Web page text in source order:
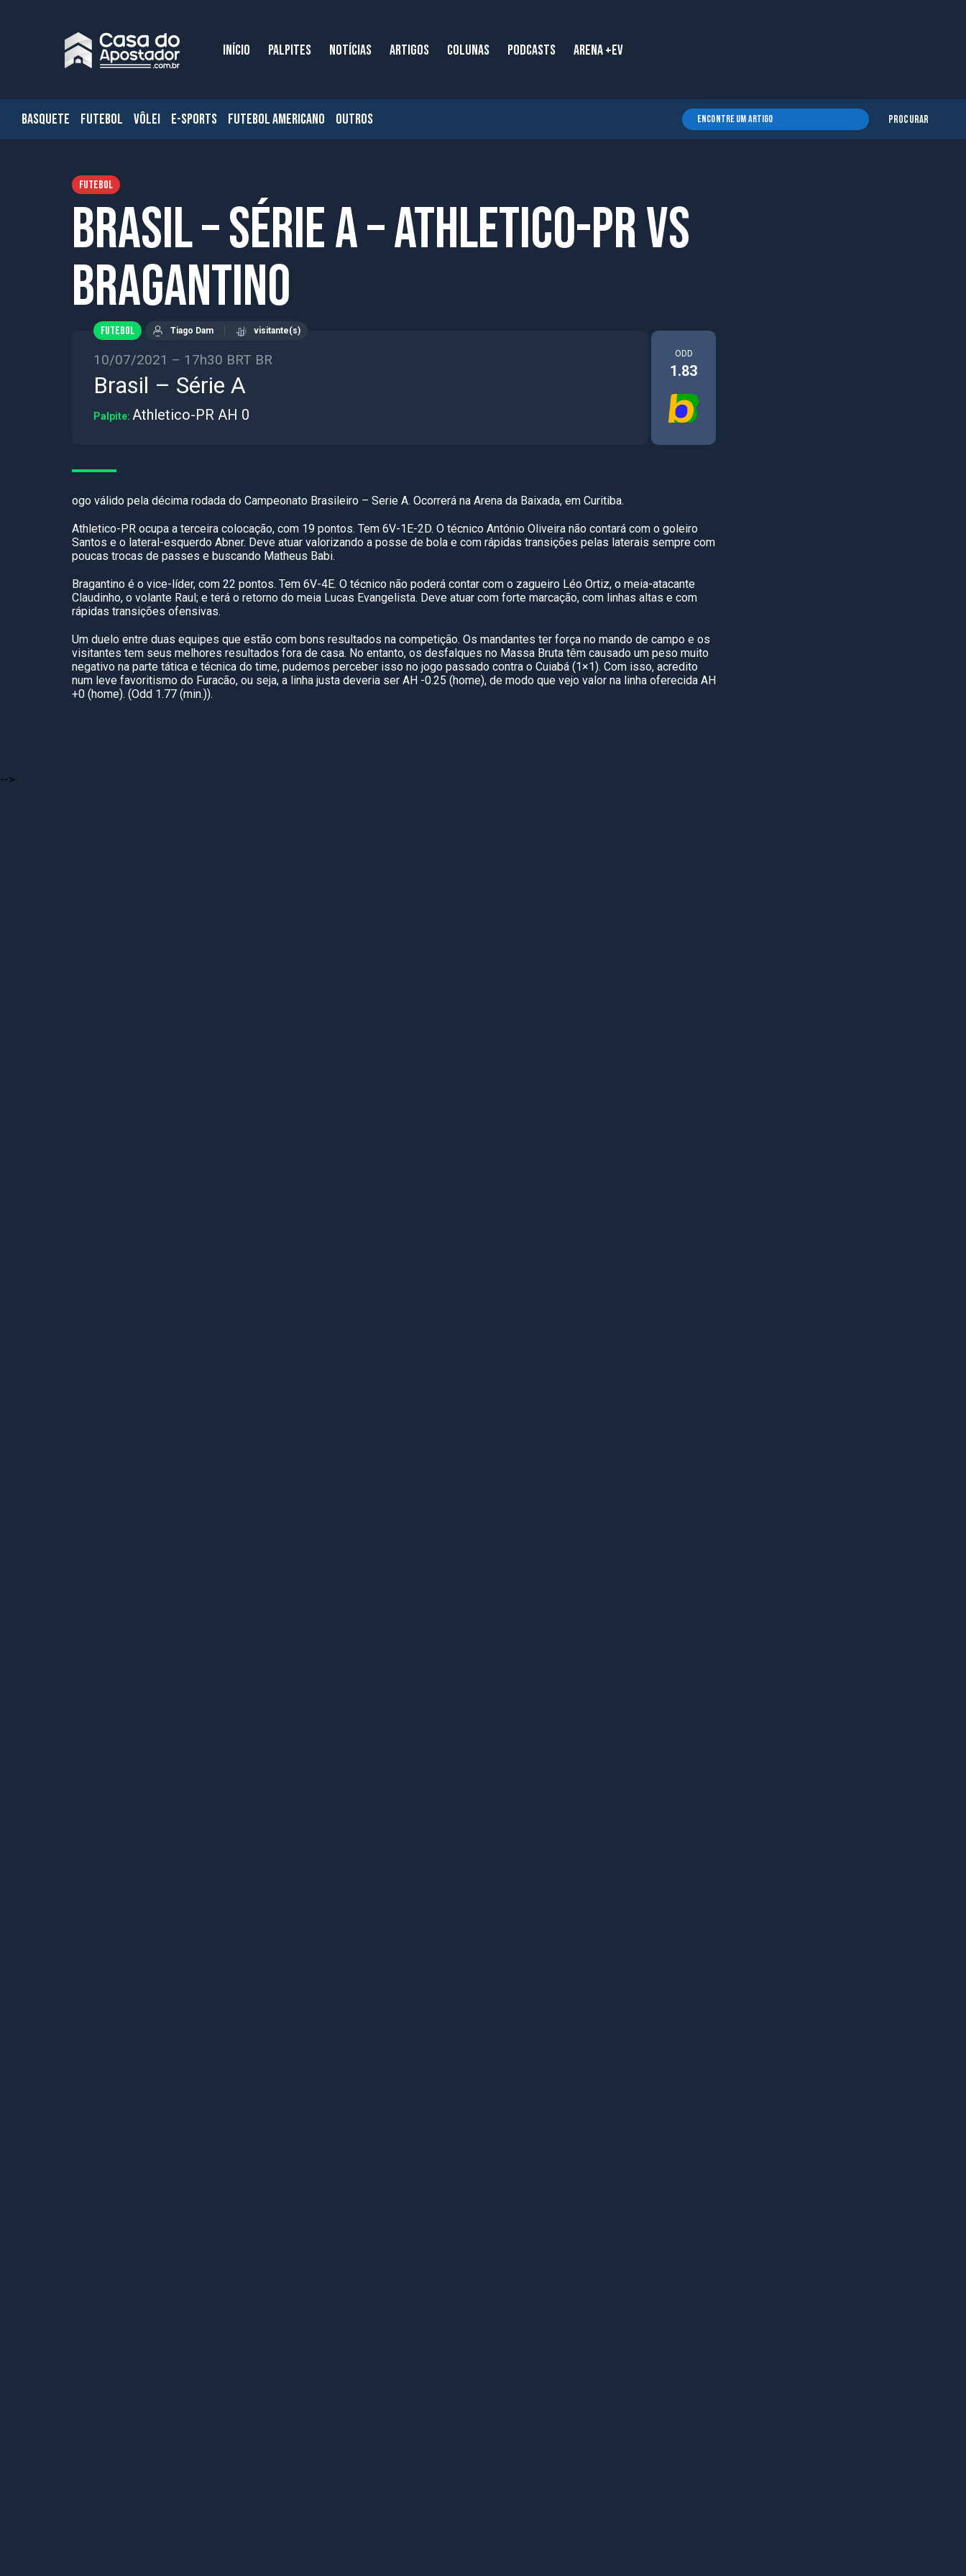
INÍCIO PALPITES NOTÍCIAS ARTIGOS COLUNAS PODCASTS ARENA +EV
BASQUETE FUTEBOL VÔLEI E-SPORTS FUTEBOL AMERICANO OUTROS Procurar
FUTEBOL
Brasil – Série A – Athletico-PR vs
Bragantino
FUTEBOL Tiago Dam visitante(s)
10/07/2021 – 17h30 BRT BR
Brasil – Série A
Palpite: Athletico-PR AH 0
ODD
1.83
ogo válido pela décima rodada do Campeonato Brasileiro – Serie A. Ocorrerá na Arena da Baixada, em Curitiba.
Athletico-PR ocupa a terceira colocação, com 19 pontos. Tem 6V-1E-2D. O técnico António Oliveira não contará com o goleiro
Santos e o lateral-esquerdo Abner. Deve atuar valorizando a posse de bola e com rápidas transições pelas laterais sempre com
poucas trocas de passes e buscando Matheus Babi.
Bragantino é o vice-líder, com 22 pontos. Tem 6V-4E. O técnico não poderá contar com o zagueiro Léo Ortiz, o meia-atacante
Claudinho, o volante Raul; e terá o retorno do meia Lucas Evangelista. Deve atuar com forte marcação, com linhas altas e com
rápidas transições ofensivas.
Um duelo entre duas equipes que estão com bons resultados na competição. Os mandantes ter força no mando de campo e os
visitantes tem seus melhores resultados fora de casa. No entanto, os desfalques no Massa Bruta têm causado um peso muito
negativo na parte tática e técnica do time, pudemos perceber isso no jogo passado contra o Cuiabá (1×1). Com isso, acredito
num leve favoritismo do Furacão, ou seja, a linha justa deveria ser AH -0.25 (home), de modo que vejo valor na linha oferecida AH
+0 (home). (Odd 1.77 (min.)).
-->